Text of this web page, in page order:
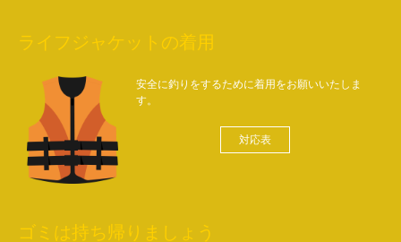
ライフジャケットの着用
安全に釣りをするために着用をお願いいたしま
す。
対応表
ゴミは持ち帰りましょう